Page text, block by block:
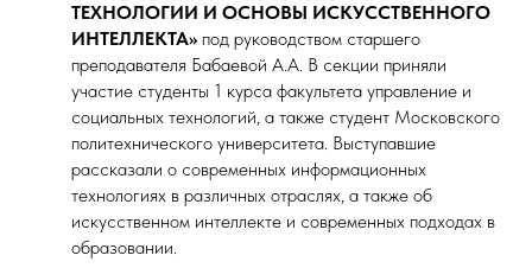
ТЕХНОЛОГИИ И ОСНОВЫ ИСКУССТВЕННОГО
ИНТЕЛЛЕКТА» под руководством старшего
преподавателя Бабаевой А.А. В секции приняли
участие студенты 1 курса факультета управление и
социальных технологий, а также студент Московского
политехнического университета. Выступавшие
рассказали о современных информационных
технологиях в различных отраслях, а также об
искусственном интеллекте и современных подходах в
образовании.